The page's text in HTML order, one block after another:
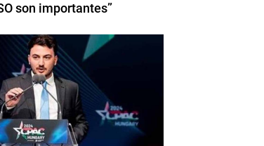
son importantes”